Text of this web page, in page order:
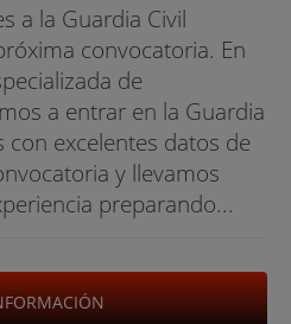
a la Guardia Civil
convocatoria. En
de
a entrar en la Guardia
con excelentes datos de
y llevamos
preparando...